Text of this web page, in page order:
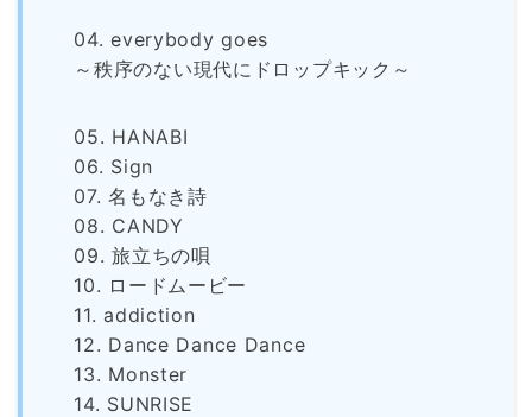
04. everybody goes
～秩序のない現代にドロップキック～
05. HANABI
06. Sign
07. 名もなき詩
08. CANDY
09. 旅立ちの唄
10. ロードムービー
11. addiction
12. Dance Dance Dance
13. Monster
14. SUNRISE